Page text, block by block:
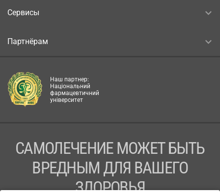
Сервисы
Партнёрам
Наш партнер:
Національний
фармацевтичний
університет
САМОЛЕЧЕНИЕ МОЖЕТ БЫТЬ
ВРЕДНЫМ ДЛЯ ВАШЕГО
ЗДОРОВЬЯ